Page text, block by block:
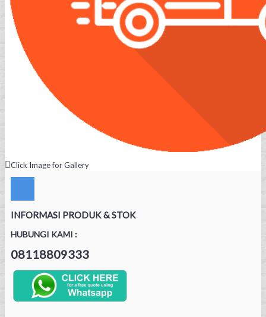
Click Image for Gallery
INFORMASI PRODUK & STOK
HUBUNGI KAMI :
08118809333